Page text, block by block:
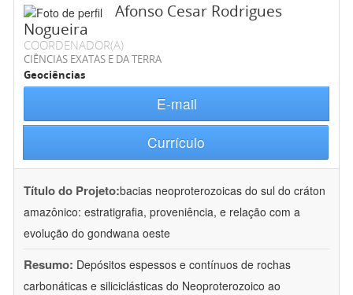
Afonso Cesar Rodrigues
Nogueira
COORDENADOR(A)
CIÊNCIAS EXATAS E DA TERRA
Geociências
E-mail
Currículo
Título do Projeto:bacias neoproterozoicas do sul do cráton
amazônico: estratigrafia, proveniência, e relação com a
evolução do gondwana oeste
Resumo: Depósitos espessos e contínuos de rochas
carbonáticas e siliciclásticas do Neoproterozoico ao